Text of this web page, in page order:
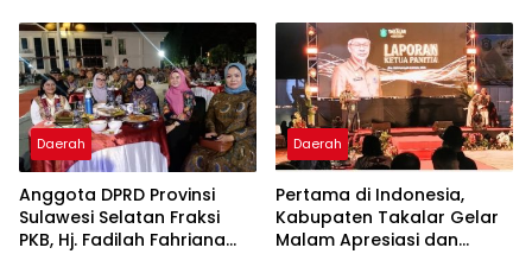
Pelayanan Kesehatan
Berkualitas
2026
Daerah
Anggota DPRD Provinsi
Sulawesi Selatan Fraksi
PKB, Hj. Fadilah Fahriana
Daerah
Pertama di Indonesia,
Kabupaten Takalar Gelar
Malam Apresiasi dan